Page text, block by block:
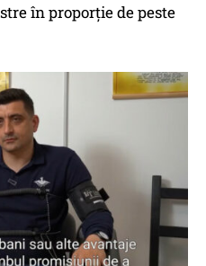
în proporție de peste